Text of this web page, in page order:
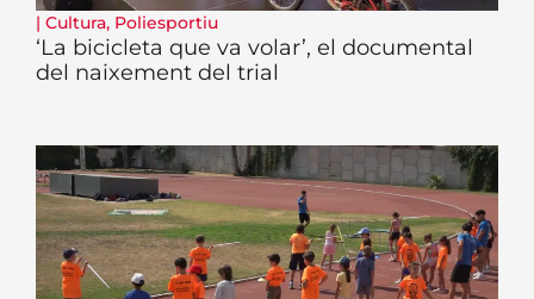
| Cultura, Poliesportiu
‘La bicicleta que va volar’, el documental
del naixement del trial